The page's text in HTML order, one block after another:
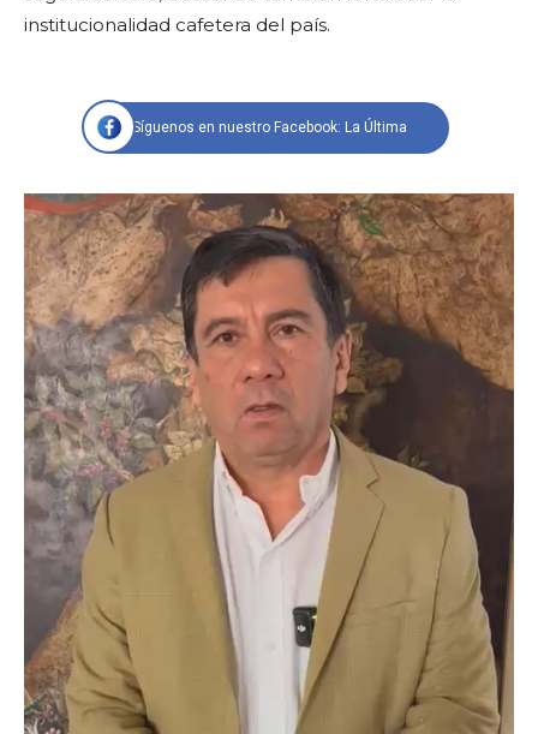
institucionalidad cafetera del país.
Síguenos en nuestro Facebook: La Última